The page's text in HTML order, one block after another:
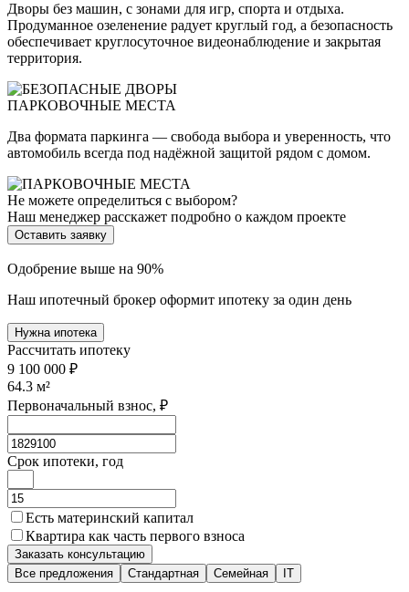
Дворы без машин, с зонами для игр, спорта и отдыха.
Продуманное озеленение радует круглый год, а безопасность
обеспечивает круглосуточное видеонаблюдение и закрытая
территория.
ПАРКОВОЧНЫЕ МЕСТА
Два формата паркинга — свобода выбора и уверенность, что
автомобиль всегда под надёжной защитой рядом с домом.
Не можете определиться с выбором?
Наш менеджер расскажет подробно о каждом проекте
Оставить заявку
Одобрение выше на 90%
Наш ипотечный брокер оформит ипотеку за один день
Нужна ипотека
Рассчитать ипотеку
9 100 000 ₽
64.3 м²
Первоначальный взнос, ₽
Срок ипотеки, год
Есть материнский капитал
Квартира как часть первого взноса
Заказать консультацию
Все предложения
Стандартная Семейная IT